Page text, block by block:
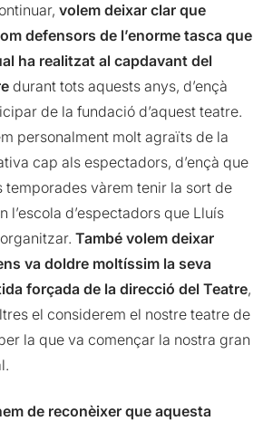
volem deixar clar que
defensors de l’enorme tasca que
ha realitzat al capdavant del
durant tots aquests anys, d’ençà
de la fundació d’aquest teatre.
personalment molt agraïts de la
cap als espectadors, d’ençà que
temporades vàrem tenir la sort de
l’escola d’espectadors que Lluís
També volem deixar
va doldre moltíssim la seva
forçada de la direcció del Teatre,
el considerem el nostre teatre de
la que va començar la nostra gran
de reconèixer que aquesta